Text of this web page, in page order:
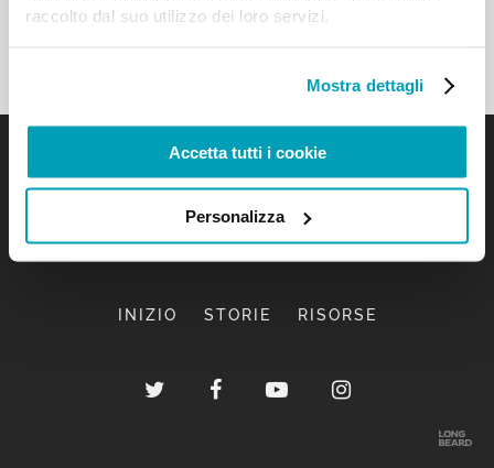
raccolto dal suo utilizzo dei loro servizi.
Mostra dettagli
Accetta tutti i cookie
Personalizza
INIZIO STORIE RISORSE